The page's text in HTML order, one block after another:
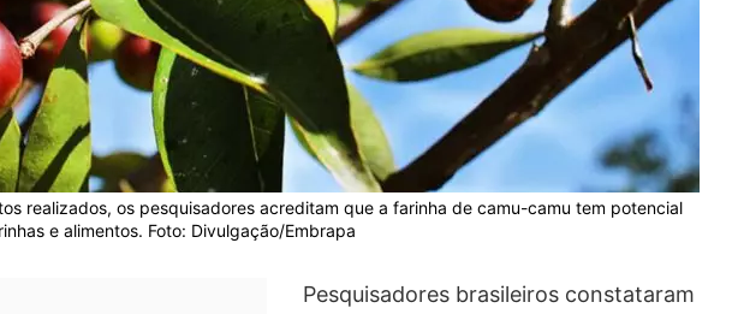
realizados, os pesquisadores acreditam que a farinha de camu-camu tem potencial
e alimentos. Foto: Divulgação/Embrapa
Pesquisadores brasileiros constataram